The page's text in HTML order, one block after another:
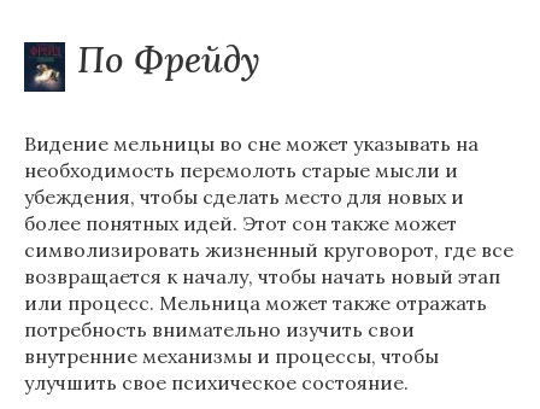
По Фрейду
Видение мельницы во сне может указывать на
необходимость перемолоть старые мысли и
убеждения, чтобы сделать место для новых и
более понятных идей. Этот сон также может
символизировать жизненный круговорот, где все
возвращается к началу, чтобы начать новый этап
или процесс. Мельница может также отражать
потребность внимательно изучить свои
внутренние механизмы и процессы, чтобы
улучшить свое психическое состояние.